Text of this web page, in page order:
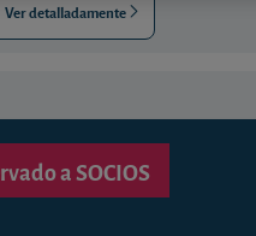
Ver detalladamente
a SOCIOS